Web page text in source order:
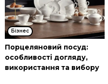
Бізнес
Порцеляновий посуд:
особливості догляду,
використання та вибору